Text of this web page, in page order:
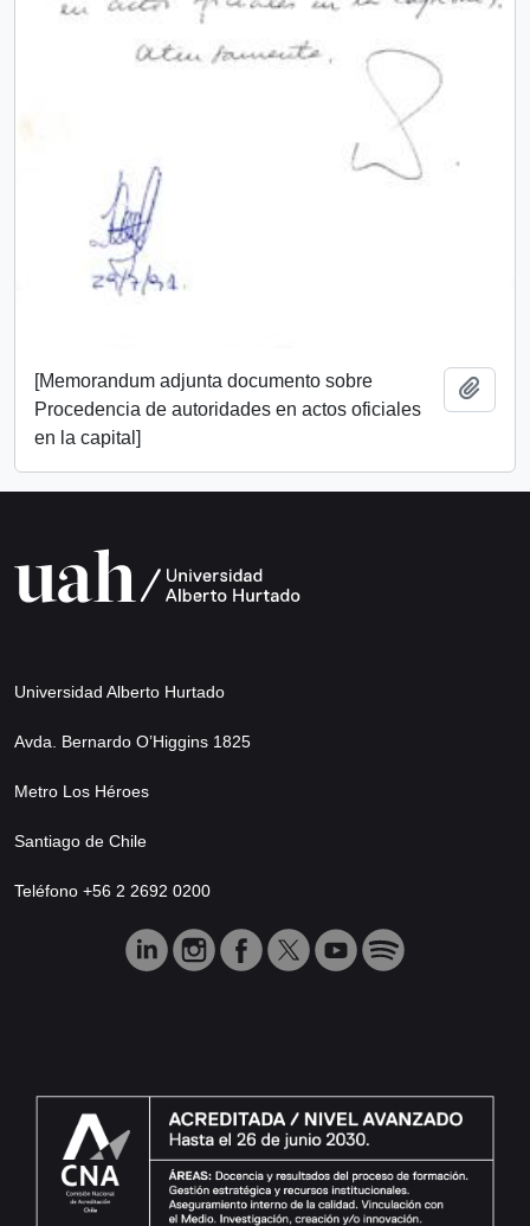
[Memorandum adjunta documento sobre
Procedencia de autoridades en actos oficiales
en la capital]
Universidad Alberto Hurtado
Avda. Bernardo O’Higgins 1825
Metro Los Héroes
Santiago de Chile
Teléfono +56 2 2692 0200